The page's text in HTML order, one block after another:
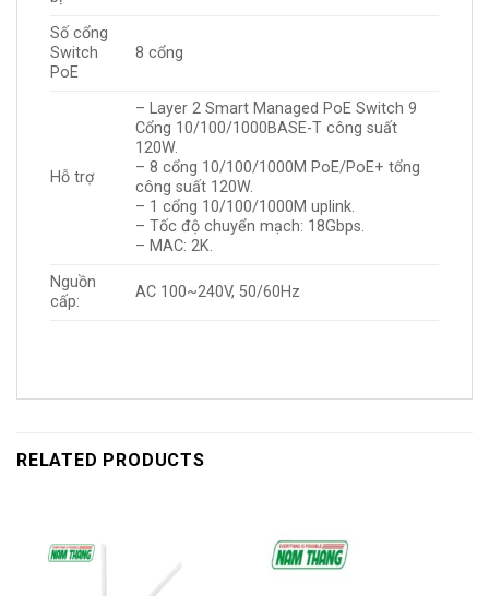
Số cổng
Switch
PoE
8 cổng
Hỗ trợ
– Layer 2 Smart Managed PoE Switch 9
Cổng 10/100/1000BASE-T công suất
120W.
– 8 cổng 10/100/1000M PoE/PoE+ tổng
công suất 120W.
– 1 cổng 10/100/1000M uplink.
– Tốc độ chuyển mạch: 18Gbps.
– MAC: 2K.
Nguồn
cấp:
AC 100~240V, 50/60Hz
RELATED PRODUCTS